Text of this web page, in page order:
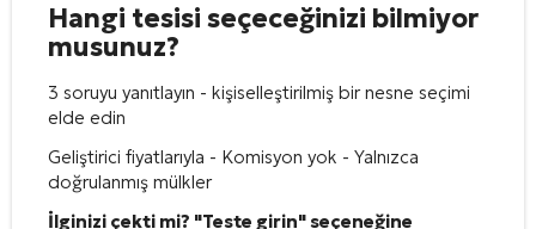
Hangi tesisi seçeceğinizi bilmiyor
musunuz?
3 soruyu yanıtlayın - kişiselleştirilmiş bir nesne seçimi
elde edin
Geliştirici fiyatlarıyla - Komisyon yok - Yalnızca
doğrulanmış mülkler
İlginizi çekti mi? "Teste girin" seçeneğine